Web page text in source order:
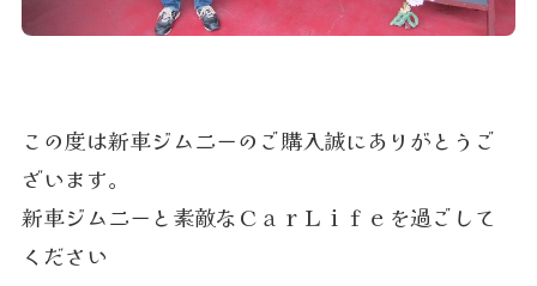
この度は新車ジムニーのご購入誠にありがとうご
ざいます。
新車ジムニーと素敵なＣａｒＬｉｆｅを過ごして
ください